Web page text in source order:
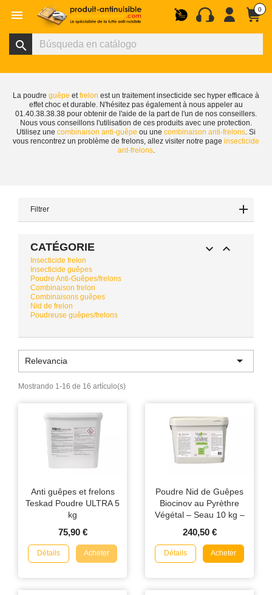
 0
search
La poudre guêpe etfrelon est un traitement insecticide sec hyper efficace à
effet choc et durable. N'hésitez pas également à nous appeler au
01.40.38.38.38 pour obtenir de l'aide de la part de l'un de nos conseillers.
Nous vous conseillons l'utilisation de ces produits avec une protection.
Utilisez une combinaison anti-guêpe ou une combinaison anti-frelons. Si
vous rencontrez un problème de frelons, allez visiter notre page insecticide
ant-frelons.
Filtrer
CATÉGORIE  
Insecticide frelon
Insecticide guêpes
Poudre Anti-Guêpes/frelons
Combinaison frelon
Combinaisons guêpes
Nid de frelon
Poudreuse guêpes/frelons
Relevancia 
Mostrando 1-16 de 16 artículo(s)
Anti guêpes et frelons
Teskad Poudre ULTRA 5
kg
75,90 €
Détails Acheter
Poudre Nid de Guêpes
Biocinov au Pyrèthre
Végétal – Seau 10 kg –
240,50 €
Détails Acheter